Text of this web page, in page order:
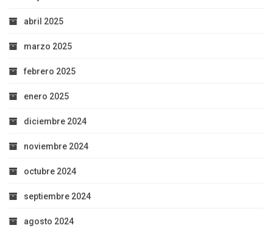
abril 2025
marzo 2025
febrero 2025
enero 2025
diciembre 2024
noviembre 2024
octubre 2024
septiembre 2024
agosto 2024